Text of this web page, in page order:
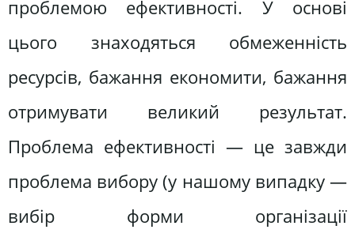
проблемою ефективності. У основі
цього знаходяться обмеженність
ресурсів, бажання економити, бажання
отримувати великий результат.
Проблема ефективності — це завжди
проблема вибору (у нашому випадку —
вибір форми організації